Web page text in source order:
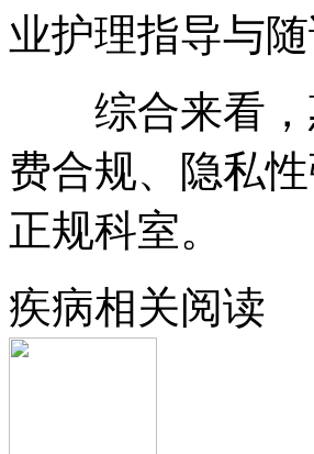
业护理指导与
综合来看，
费合规、隐私
正规科室。
疾病相关阅读